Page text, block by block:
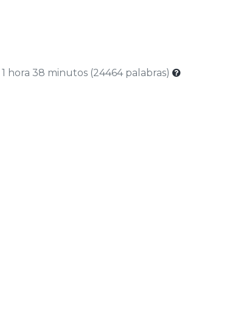
1 hora 38 minutos (24464 palabras)